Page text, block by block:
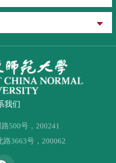
我们
500号，200241
3663号，200062